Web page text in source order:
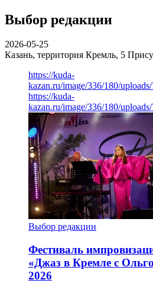
Выбор редакции
2026-05-25
Казань, территория Кремль, 5
https://kuda-
kazan.ru/image/336/180/
https://kuda-
kazan.ru/image/336/180/
Выбор редакции
Фестиваль
«Джаз в Кремле с
2026